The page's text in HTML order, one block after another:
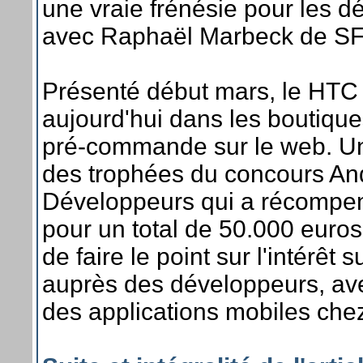
une vraie frénésie pour les
avec Raphaël Marbeck de
Présenté début mars, le
aujourd'hui dans les
pré-commande sur le web.
des trophées du concours
Développeurs qui a
pour un total de 50.000
de faire le point sur l'intérêt
auprès des développeurs,
des applications mobiles